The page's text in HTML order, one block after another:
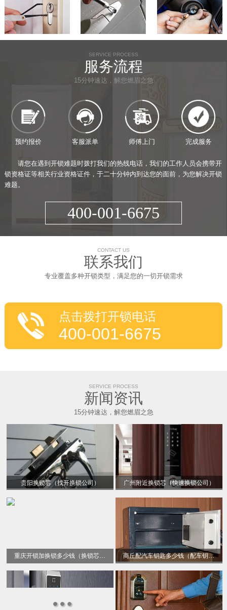
SERVICE PROCESS
服务流程
15分钟速达，解您燃眉之急
预约报价 客服派单 师傅上门 完成服务
请您在遇到开锁难题时拨打我们的热线电话，我们的工作人员会携带开
锁资格证等相关行业资格证件，于二十分钟内到达您的面前，为您解决开锁
难题。
400-001-6675
CONTACT US
联系我们
专业覆盖多种开锁类型，满足您的一切开锁需求
点击拨打开锁电话
400-001-6675
SERVICE PROCESS
新闻资讯
15分钟速达，解您燃眉之急
贵阳换锁芯（找开换锁公司） 广州附近换锁芯（快速换锁公司）
商丘配汽车钥匙多少钱（配车钥匙）